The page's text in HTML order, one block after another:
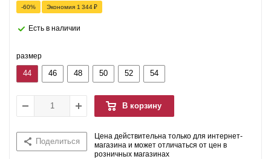
-60% Экономия 1 344₽
Есть в наличии
размер
44 46 48 50 52 54
В корзину
Поделиться
Цена действительна только для интернет-
магазина и может отличаться от цен в
розничных магазинах